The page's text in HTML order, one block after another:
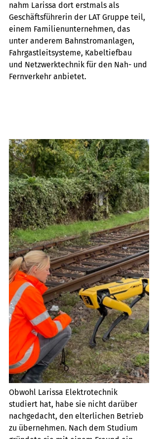
nahm Larissa dort erstmals als
Geschäftsführerin der LAT Gruppe teil,
einem Familienunternehmen, das
unter anderem Bahnstromanlagen,
Fahrgastleitsysteme, Kabeltiefbau
und Netzwerktechnik für den Nah- und
Fernverkehr anbietet.
Obwohl Larissa Elektrotechnik
studiert hat, habe sie nicht darüber
nachgedacht, den elterlichen Betrieb
zu übernehmen. Nach dem Studium